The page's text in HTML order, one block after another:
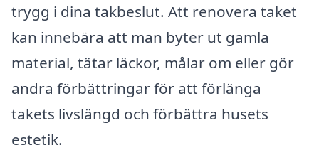
trygg i dina takbeslut. Att renovera taket
kan innebära att man byter ut gamla
material, tätar läckor, målar om eller gör
andra förbättringar för att förlänga
takets livslängd och förbättra husets
estetik.